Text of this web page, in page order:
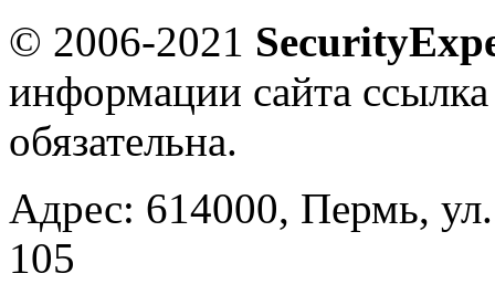
© 2006-2021
информации сайта
обязательна.
Адрес: 614000, Пермь,
105